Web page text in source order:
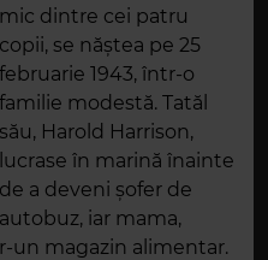
mic dintre cei patru
copii, se năștea pe 25
februarie 1943, într-o
familie modestă. Tatăl
său, Harold Harrison,
lucrase în marină înainte
de a deveni șofer de
autobuz, iar mama,
un magazin alimentar.